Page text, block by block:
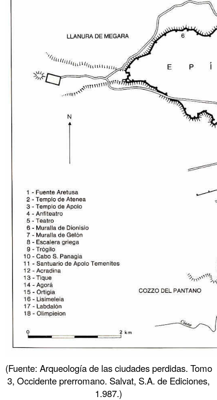
(Fuente: Arqueología de las ciudades perdidas. Tomo
3, Occidente prerromano. Salvat, S.A. de Ediciones,
1.987.)